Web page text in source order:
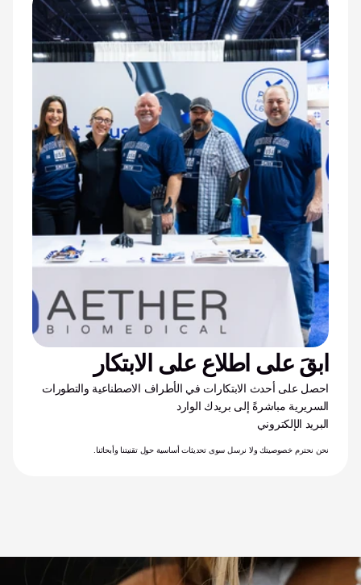
ابقَ على اطلاع على الابتكار
السريرية مباشرةً إلى بريدك الوارد
البريد الإلكتروني
نحن نحترم خصوصيتك ولا نرسل سوى تحديثات أساسية حول تقنيتنا وأبحاثنا.